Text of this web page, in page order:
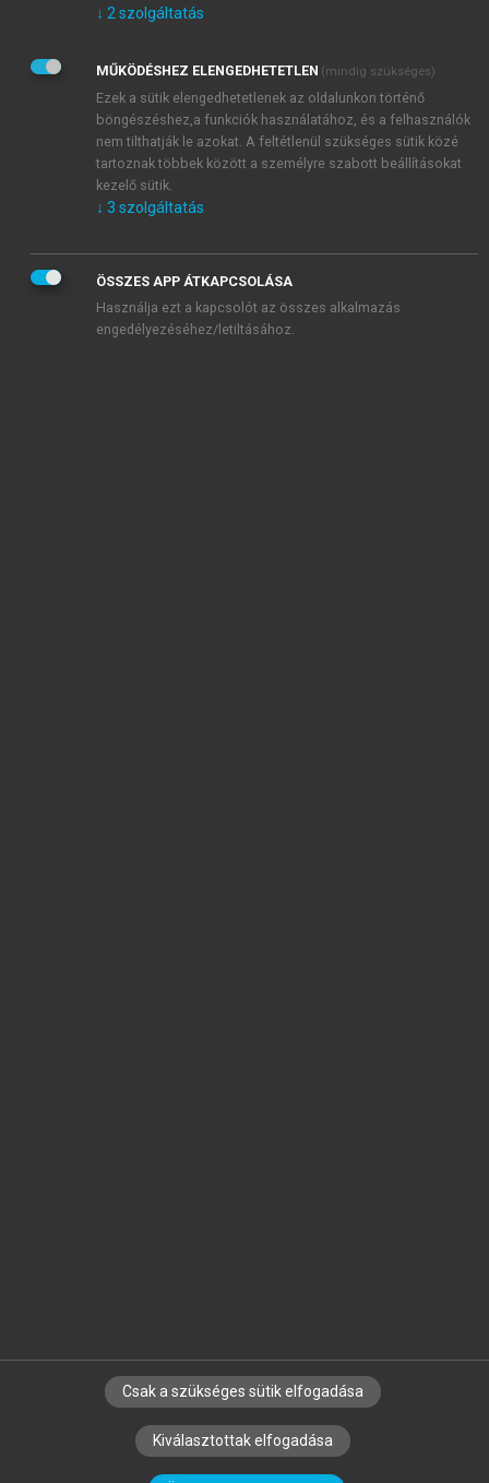
Kérek értesítést az Akadémiai Kiadó Zrt. újdonságairól,
Adatkezelési tájékoztatóbanfoglaltakat tudomásul
veszem és elfogadom.
Általános vásárlási feltételeket, valamint a szotar.netés a
mersz.huoldalak licencszerződéseiben foglaltakat
tudomásul veszem és elfogadom.
KIPRÓBÁLOM
SZERZŐKNEK CÉGEKNEK KÖNYVTÁROSOKNAK
SZERKESZTÉSI ÉS LEKTORÁLÁSI ALAPELVEK
↓ 2 szolgáltatás
MŰKÖDÉSHEZ ELENGEDHETETLEN (mindig szükséges)
Ezek a sütik elengedhetetlenek az oldalunkon történő
böngészéshez,a funkciók használatához, és a felhasználók
nem tilthatják le azokat. A feltétlenül szükséges sütik közé
tartoznak többek között a személyre szabott beállításokat
kezelő sütik.
↓ 3 szolgáltatás
ÖSSZES APP ÁTKAPCSOLÁSA
Használja ezt a kapcsolót az összes alkalmazás
engedélyezéséhez/letiltásához.
Csak a szükséges sütik elfogadása
Kiválasztottak elfogadása